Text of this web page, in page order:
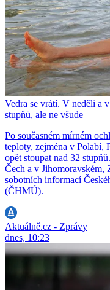
Vedra se vrátí. V neděli a
stupňů, ale ne všude
Po současném mírném
teploty, zejména v Polabí,
opět stoupat nad 32
Čech a v
sobotních informací
(ČHMÚ).
Aktuálně.cz - Zprávy
dnes, 10:23